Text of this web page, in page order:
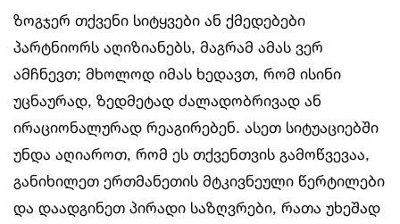
ზოგჯერ თქვენი სიტყვები ან ქმედებები
პარტნიორს აღიზიანებს, მაგრამ ამას ვერ
ამჩნევთ; მხოლოდ იმას ხედავთ, რომ ისინი
უცნაურად, ზედმეტად ძალადობრივად ან
ირაციონალურად რეაგირებენ. ასეთ სიტუაციებში
უნდა აღიაროთ, რომ ეს თქვენთვის გამოწვევაა,
განიხილეთ ერთმანეთის მტკივნეული წერტილები
და დაადგინეთ პირადი საზღვრები, რათა უხეშად